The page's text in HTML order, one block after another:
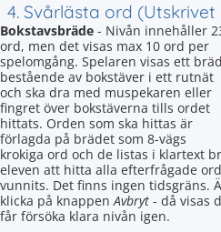
4. Svårlästa ord (Utskrivet
Bokstavsbräde - Nivån innehåller
ord, men det visas max 10 ord per
spelomgång. Spelaren visas ett
bestående av bokstäver i ett rutnät
och ska dra med muspekaren eller
fingret över bokstäverna tills ordet
hittats. Orden som ska hittas är
förlagda på brädet som 8-vägs
krokiga ord och de listas i klartext
eleven att hitta alla efterfrågade
vunnits. Det finns ingen tidsgräns.
klicka på knappenAvbryt - då visas
får försöka klara nivån igen.